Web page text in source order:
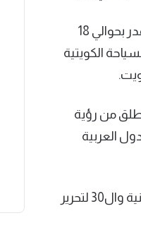
وقال السفير الديحاني ان الاستثمارات الكويتية في الأردن هي الأولى بين مثيلاتها العربية والأجنبية وتقدر بحوالي 18
الكويتية
من رؤية
العربية
وقال ان البلدين يحتفلان هذه الأيام بالاعياد الوطنية حيث تحتفل الكويت بالذكرى الستين للاعياد الوطنية وال30 لتحرير